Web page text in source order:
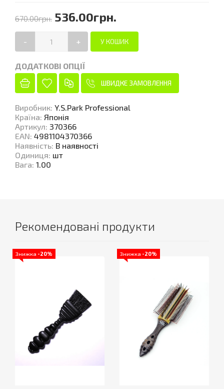
670.00грн. 536.00грн.
- +
ДОДАТКОВІ ОПЦІЇ
ШВИДКЕ ЗАМОВЛЕННЯ
Виробник: Y.S.Park Professional
Країна: Японія
Артикул: 370366
EAN: 4981104370366
Наявність: В наявності
Одиниця: шт
Вага: 1.00
Рекомендовані продукти
Знижка -20% Знижка -20%